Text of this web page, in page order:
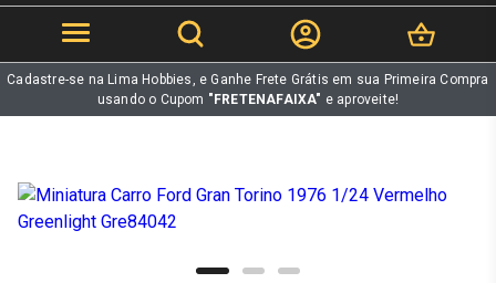
Cadastre-se na Lima Hobbies, e Ganhe Frete Grátis em sua Primeira Compra
usando o Cupom "FRETENAFAIXA" e aproveite!